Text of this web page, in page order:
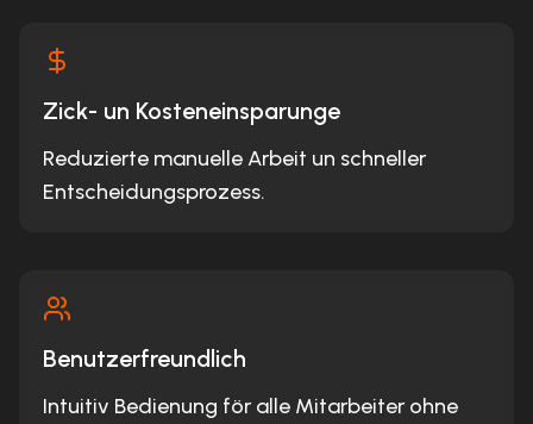
Zick- un Kosteneinsparunge
Reduzierte manuelle Arbeit un schneller
Entscheidungsprozess.
Benutzerfreundlich
Intuitiv Bedienung för alle Mitarbeiter ohne